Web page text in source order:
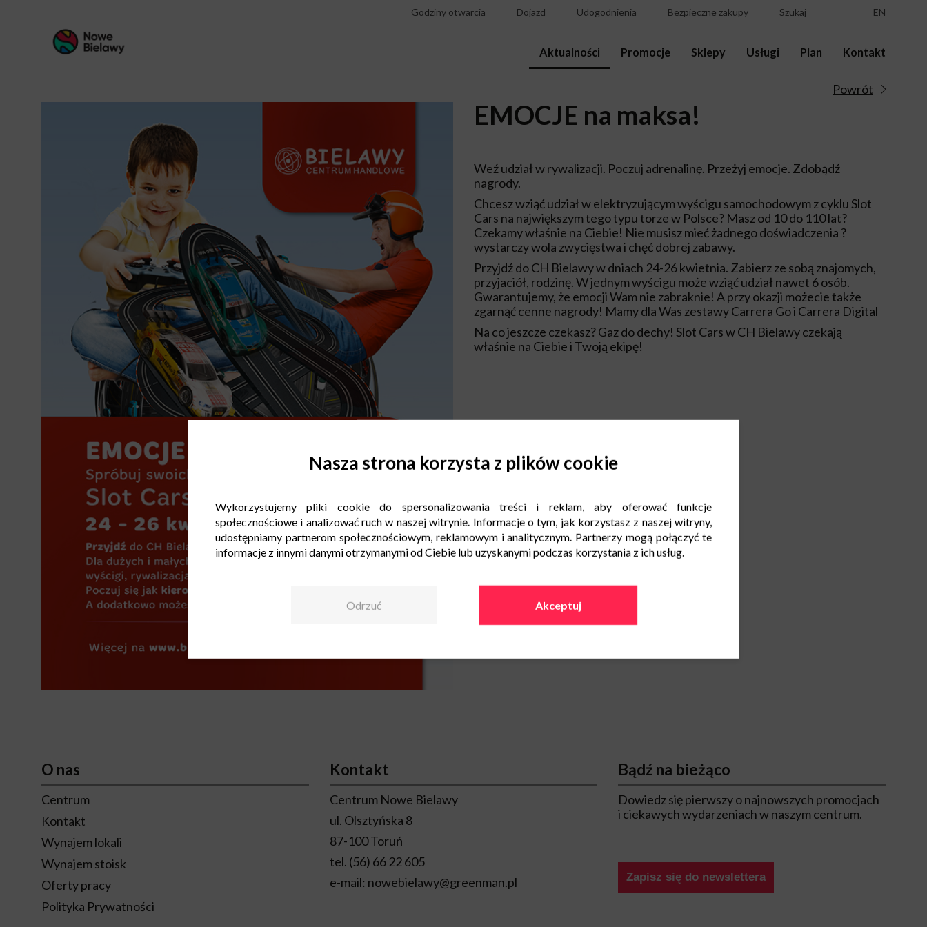
Godziny otwarcia Dojazd Udogodnienia Bezpieczne zakupy Szukaj EN
Aktualności Promocje Sklepy Usługi Plan Kontakt
Powrót
EMOCJE na maksa!
Weź udział w rywalizacji. Poczuj adrenalinę. Przeżyj emocje. Zdobądź
nagrody.
Chcesz wziąć udział w elektryzującym wyścigu samochodowym z cyklu Slot
Cars na największym tego typu torze w Polsce? Masz od 10 do 110 lat?
Czekamy właśnie na Ciebie! Nie musisz mieć żadnego doświadczenia ?
wystarczy wola zwycięstwa i chęć dobrej zabawy.
Przyjdź do CH Bielawy w dniach 24-26 kwietnia. Zabierz ze sobą znajomych,
przyjaciół, rodzinę. W jednym wyścigu może wziąć udział nawet 6 osób.
Gwarantujemy, że emocji Wam nie zabraknie! A przy okazji możecie także
zgarnąć cenne nagrody! Mamy dla Was zestawy Carrera Go i Carrera Digital
Na co jeszcze czekasz? Gaz do dechy! Slot Cars w CH Bielawy czekają
właśnie na Ciebie i Twoją ekipę!
O nas
Centrum
Kontakt
Wynajem lokali
Wynajem stoisk
Oferty pracy
Polityka Prywatności
Kontakt
Centrum Nowe Bielawy
ul. Olsztyńska 8
87-100 Toruń
tel. (56) 66 22 605
e-mail: nowebielawy@greenman.pl
Bądź na bieżąco
Dowiedz się pierwszy o najnowszych promocjach
i ciekawych wydarzeniach w naszym centrum.
Zapisz się do newslettera
Nasza strona korzysta z plików cookie
Wykorzystujemy pliki cookie do spersonalizowania treści i reklam, aby oferować funkcje
społecznościowe i analizować ruch w naszej witrynie. Informacje o tym, jak korzystasz z naszej witryny,
udostępniamy partnerom społecznościowym, reklamowym i analitycznym. Partnerzy mogą połączyć te
informacje z innymi danymi otrzymanymi od Ciebie lub uzyskanymi podczas korzystania z ich usług.
Odrzuć Akceptuj